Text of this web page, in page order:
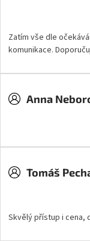
Zatím vše dle
komunikace.
Anna
Tomáš
Skvělý přístup i cena,